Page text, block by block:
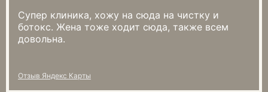
Супер клиника, хожу на сюда на чистку и
ботокс. Жена тоже ходит сюда, также всем
довольна.
Отзыв Яндекс Карты